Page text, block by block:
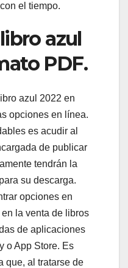
el tiempo.
azul
PDF.
azul 2022 en
opciones en línea.
es acudir al
de publicar
tendrán la
su descarga.
opciones en
la venta de libros
de aplicaciones
o App Store. Es
que, al tratarse de